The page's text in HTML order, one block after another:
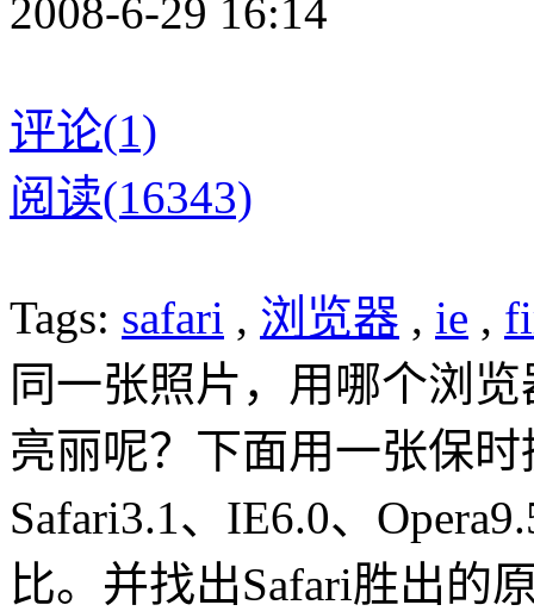
2008-6-29 16:14
评论(1)
阅读(16343)
Tags: safari , 浏览器 , ie ,
同一张照片，用哪个浏
亮丽呢？下面用一张保
Safari3.1、IE6.0、
比。并找出Safari胜出的